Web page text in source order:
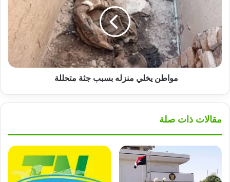
متحللة
مواطن يخلي منزله بسبب جثة متحللة
مقالات ذات صلة